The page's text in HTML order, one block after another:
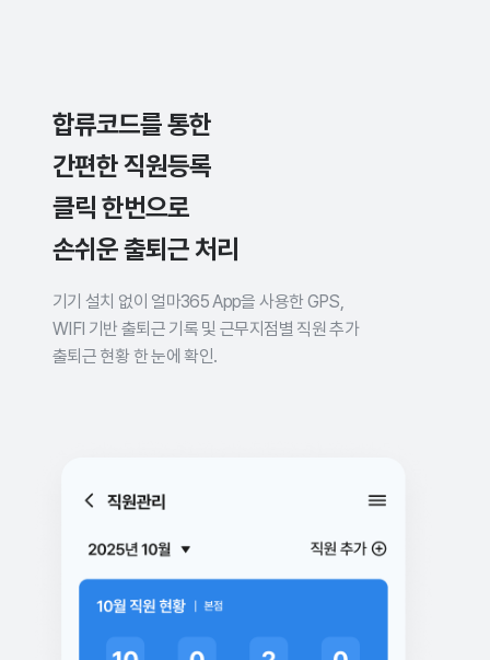
합류코드를 통한
간편한 직원등록
클릭 한번으로
손쉬운 출퇴근 처리
기기 설치 없이 얼마365 App을 사용한 GPS,
WIFI 기반 출퇴근 기록 및 근무지점별 직원 추가
출퇴근 현황 한 눈에 확인.